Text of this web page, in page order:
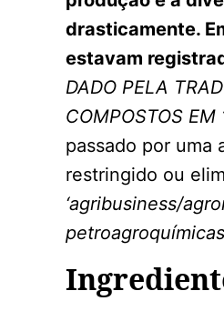
drasticamente.
estavam
DADO PELA
COMPOSTOS EM
passado por uma
restringido ou
‘agribusiness/